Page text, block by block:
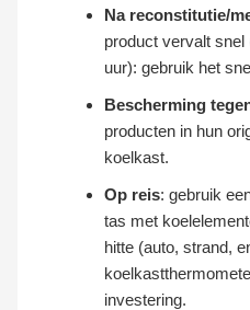
Na reconstitutie/
product vervalt
uur): gebruik het
Bescherming
producten in hun
koelkast.
Op reis: gebruik
tas met
hitte (auto, strand,
investering.